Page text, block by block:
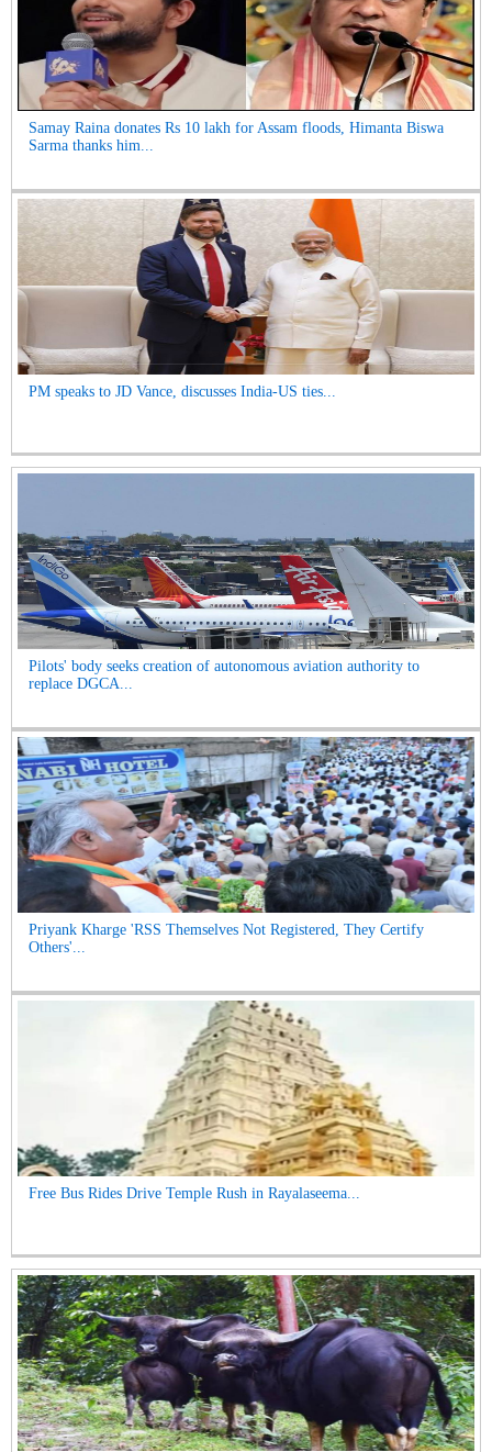
Samay Raina donates Rs 10 lakh for Assam floods, Himanta Biswa
Sarma thanks him...
PM speaks to JD Vance, discusses India-US ties...
Pilots' body seeks creation of autonomous aviation authority to
replace DGCA...
Priyank Kharge 'RSS Themselves Not Registered, They Certify
Others'...
Free Bus Rides Drive Temple Rush in Rayalaseema...